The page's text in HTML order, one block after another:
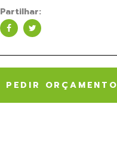
Partilhar:
PEDIR ORÇAMENTO